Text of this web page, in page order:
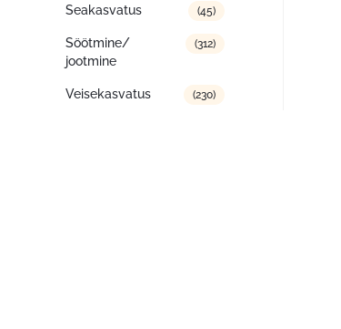
Seakasvatus (45)
Söötmine/
jootmine
(312)
Veisekasvatus (230)